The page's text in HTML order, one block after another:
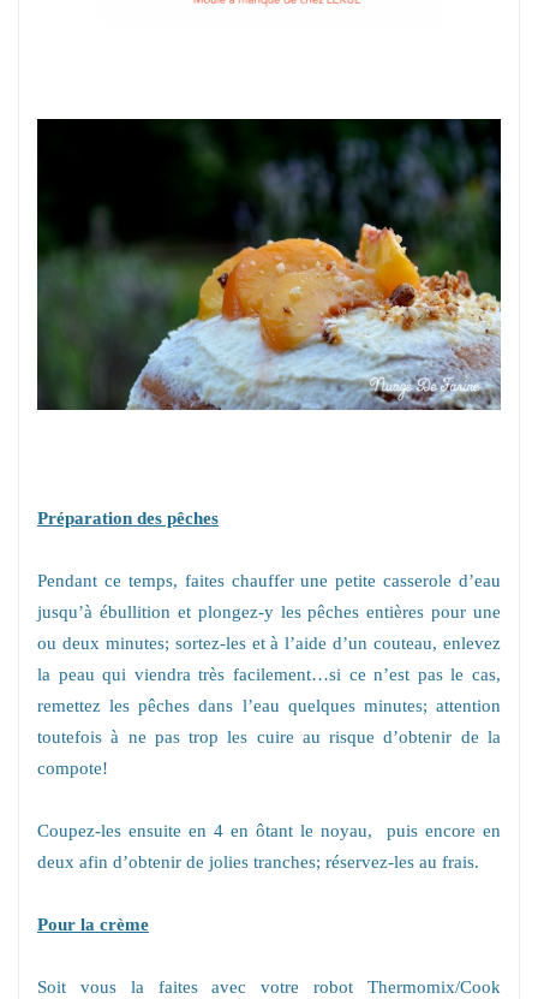
Préparation des pêches
Pendant ce temps, faites chauffer une petite casserole d’eau
jusqu’à ébullition et plongez-y les pêches entières pour une
ou deux minutes; sortez-les et à l’aide d’un couteau, enlevez
la peau qui viendra très facilement…si ce n’est pas le cas,
remettez les pêches dans l’eau quelques minutes; attention
toutefois à ne pas trop les cuire au risque d’obtenir de la
compote!
Coupez-les ensuite en 4 en ôtant le noyau, puis encore en
deux afin d’obtenir de jolies tranches; réservez-les au frais.
Pour la crème
Soit vous la faites avec votre robot Thermomix/Cook